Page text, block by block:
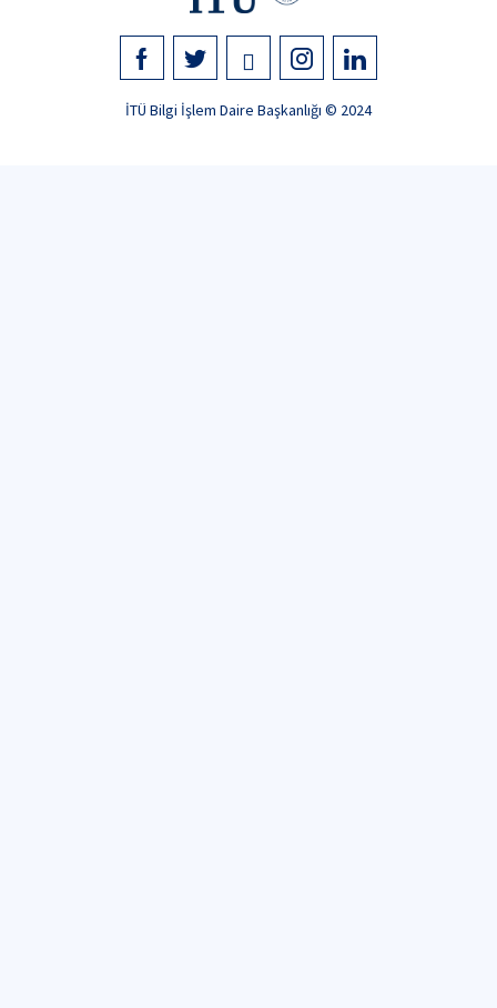
İTÜ Bilgi İşlem Daire Başkanlığı © 2024